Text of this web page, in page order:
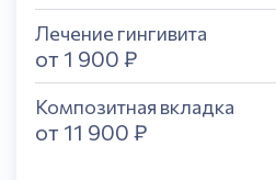
Лечение гингивита
от 1 900 ₽
Композитная вкладка
от 11 900 ₽